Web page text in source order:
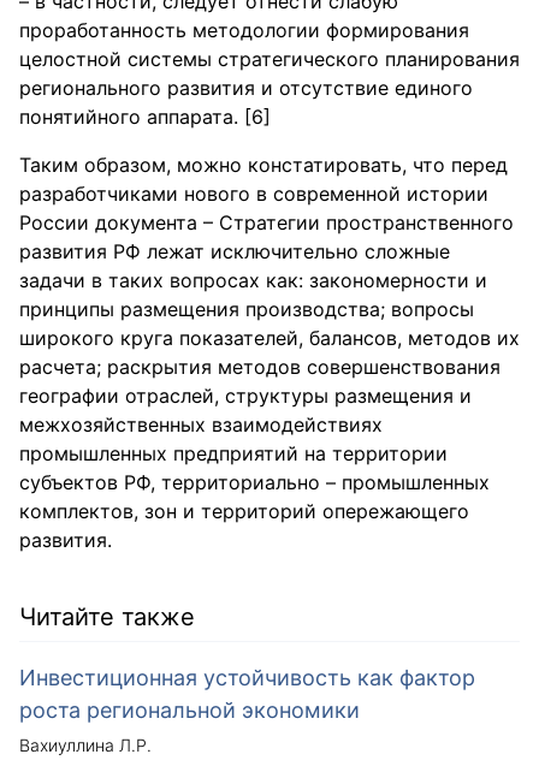
проработанность методологии формирования
целостной системы стратегического планирования
регионального развития и отсутствие единого
понятийного аппарата. [6]
Таким образом, можно констатировать, что перед
разработчиками нового в современной истории
России документа – Стратегии пространственного
развития РФ лежат исключительно сложные
задачи в таких вопросах как: закономерности и
принципы размещения производства; вопросы
широкого круга показателей, балансов, методов их
расчета; раскрытия методов совершенствования
географии отраслей, структуры размещения и
межхозяйственных взаимодействиях
промышленных предприятий на территории
субъектов РФ, территориально – промышленных
комплектов, зон и территорий опережающего
развития.
Читайте также
Инвестиционная устойчивость как фактор
роста региональной экономики
Вахиуллина Л.Р.